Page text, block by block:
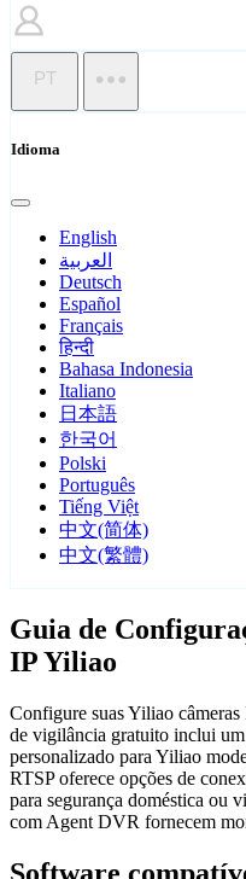
PT
Idioma
English
العربية
Deutsch
Español
Français
हिन्दी
Bahasa Indonesia
Italiano
日本語
한국어
Polski
Português
Tiếng Việt
中文(简体)
中文(繁體)
Guia de
IP Yiliao
Configure suas Yiliao
de vigilância gratuito inclui
personalizado para Yiliao
RTSP oferece opções de
para segurança doméstica ou
com Agent DVR fornecem